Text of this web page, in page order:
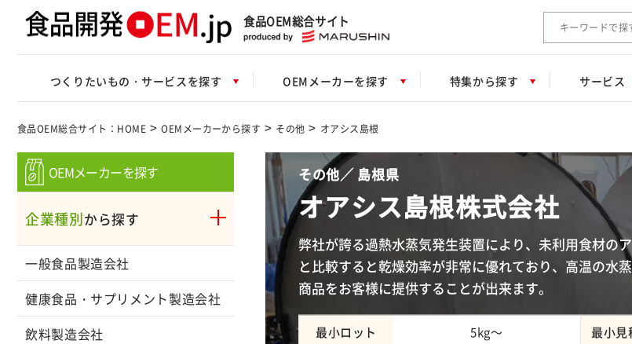
食品OEM総合サイト
検索キーワー
つくりたいもの・サービスを探す OEMメーカーを探す 特集から探す サービス
食品OEM総合サイト：HOME >OEMメーカーから探す > その他 > オアシス島根
OEMメーカーを探す
企業種別から探す
一般食品製造会社
健康食品・サプリメント製造会社
飲料製造会社
その他／ 島根県
オアシス島根株式会社
弊社が誇る過熱水蒸気発生装置により、未利用食材の
と比較すると乾燥効率が非常に優れており、高温の水
商品をお客様に提供することが出来ます。
最小ロット 5kg～ 最小見